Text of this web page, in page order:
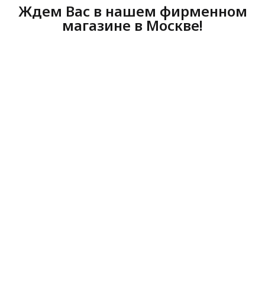
Ждем Вас в нашем фирменном
магазине в Москве!